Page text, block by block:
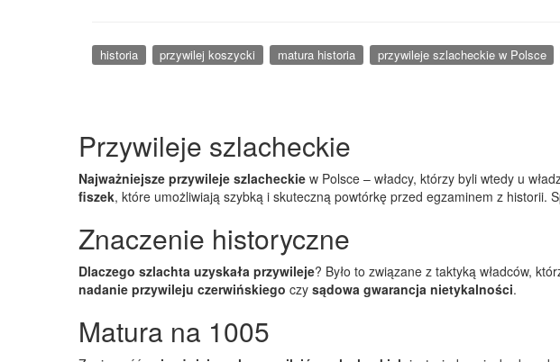
historia przywilej koszycki matura historia przywileje szlacheckie w Polsce
Przywileje szlacheckie
Najważniejsze przywileje szlacheckie w Polsce – władcy, którzy byli wtedy u
fiszek, które umożliwiają szybką i skuteczną powtórkę przed egzaminem z historii.
Znaczenie historyczne
Dlaczego szlachta uzyskała przywileje? Było to związane z taktyką władców,
nadanie przywileju czerwińskiego czy sądowa gwarancja nietykalności.
Matura na 1005